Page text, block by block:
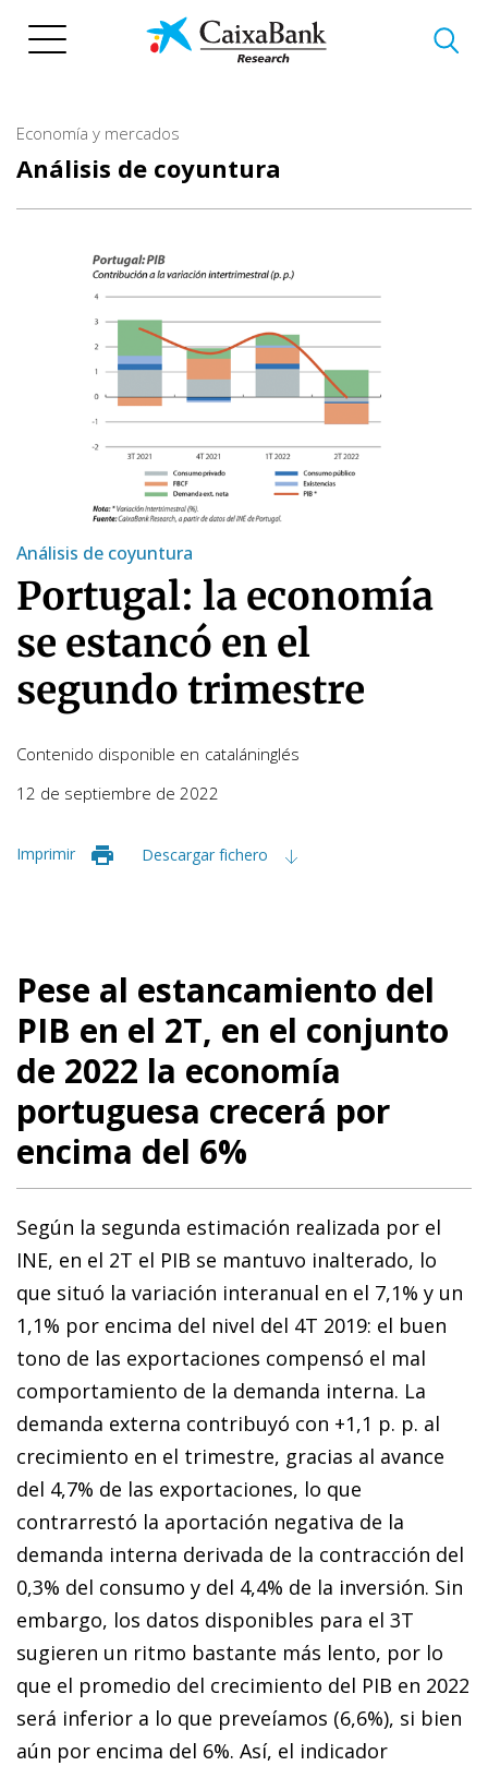
Economía y mercados
Análisis de coyuntura
Análisis de coyuntura
Portugal: la economía
se estancó en el
segundo trimestre
Contenido disponible en cataláninglés
12 de septiembre de 2022
Imprimir Descargar fichero
Pese al estancamiento del
PIB en el 2T, en el conjunto
de 2022 la economía
portuguesa crecerá por
encima del 6%
Según la segunda estimación realizada por el
INE, en el 2T el PIB se mantuvo inalterado, lo
que situó la variación interanual en el 7,1% y un
1,1% por encima del nivel del 4T 2019: el buen
tono de las exportaciones compensó el mal
comportamiento de la demanda interna. La
demanda externa contribuyó con +1,1 p. p. al
crecimiento en el trimestre, gracias al avance
del 4,7% de las exportaciones, lo que
contrarrestó la aportación negativa de la
demanda interna derivada de la contracción del
0,3% del consumo y del 4,4% de la inversión. Sin
embargo, los datos disponibles para el 3T
sugieren un ritmo bastante más lento, por lo
que el promedio del crecimiento del PIB en 2022
será inferior a lo que preveíamos (6,6%), si bien
aún por encima del 6%. Así, el indicador